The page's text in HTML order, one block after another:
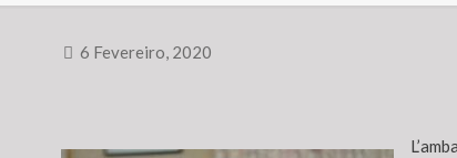
6 Fevereiro, 2020